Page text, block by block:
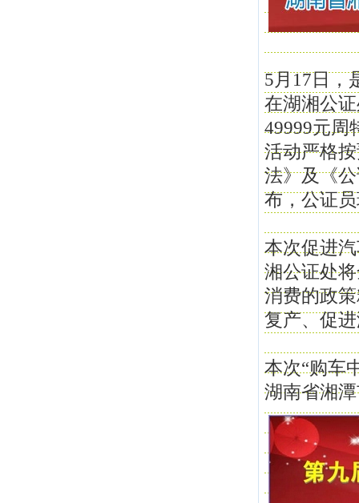
5月17日，
在湖湘公
49999元周
活动严格
法》及《
布，公证
本次促进
湘公证处
消费的政
复产、促
本次“购车
湖南省湘